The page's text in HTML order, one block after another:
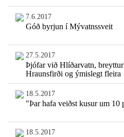
7.6.2017
Góð byrjun í Mývatnssveit
27.5.2017
Þjófar við Hlíðarvatn,
Hraunsfirði og ýmislegt fleira
18.5.2017
"Þar hafa veiðst kusur um 10
18.5.2017